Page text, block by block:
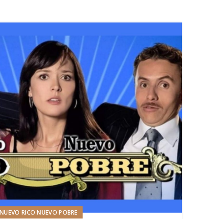
NUEVO RICO NUEVO POBRE